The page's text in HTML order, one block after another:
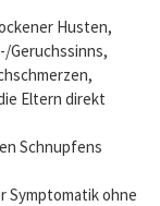
Husten,
Geruchssinns,
Eltern direkt
Schnupfens
Symptomatik ohne